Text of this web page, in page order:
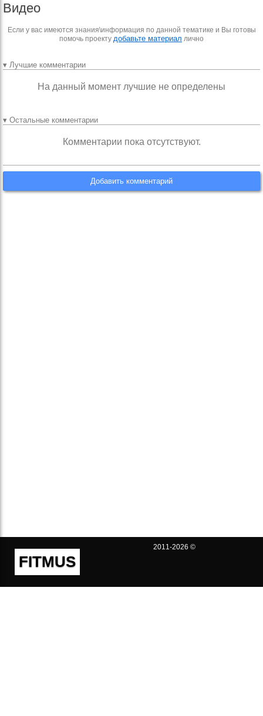
Видео
Если у вас имеются знания\информация по данной тематике и Вы готовы
помочь проекту добавьте материал лично
▾ Лучшие комментарии
На данный момент лучшие не определены
▾ Остальные комментарии
Комментарии пока отсутствуют.
Добавить комментарий
FITMUS
2011-2026 ©